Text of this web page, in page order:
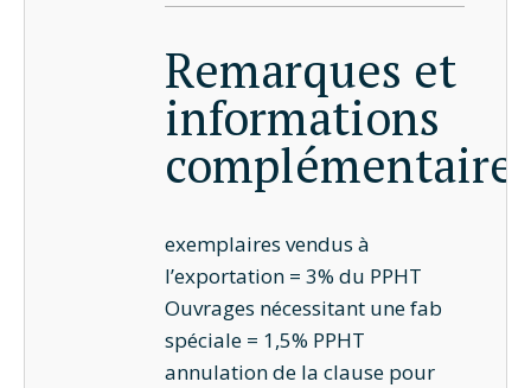
Remarques et
informations
exemplaires vendus à
l’exportation = 3% du PPHT
Ouvrages nécessitant une fab
spéciale = 1,5% PPHT
annulation de la clause pour